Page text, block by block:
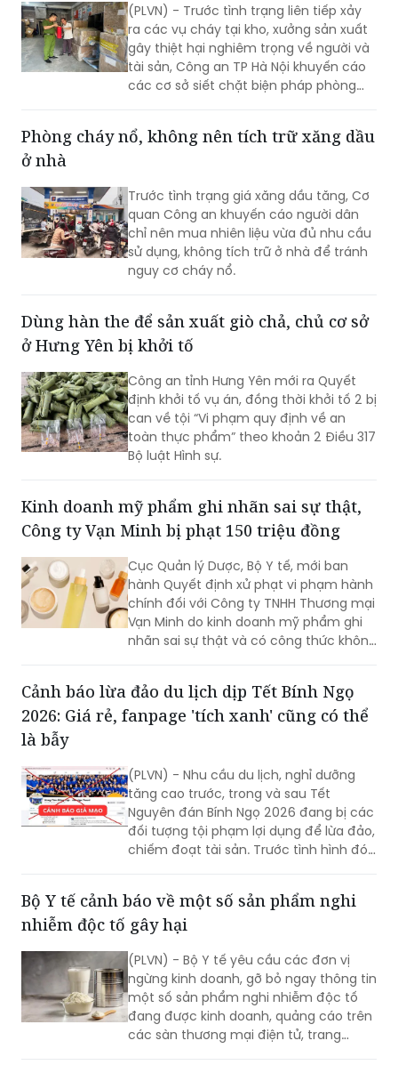
(PLVN) - Trước tình trạng liên tiếp xảy
ra các vụ cháy tại kho, xưởng sản xuất
gây thiệt hại nghiêm trọng về người và
tài sản, Công an TP Hà Nội khuyến cáo
các cơ sở siết chặt biện pháp phòng
nóng, nhu cầu sử dụng điện tăng cao.
Phòng cháy nổ, không nên tích trữ xăng dầu
ở nhà
Trước tình trạng giá xăng dầu tăng, Cơ
quan Công an khuyến cáo người dân
chỉ nên mua nhiên liệu vừa đủ nhu cầu
sử dụng, không tích trữ ở nhà để tránh
nguy cơ cháy nổ.
Dùng hàn the để sản xuất giò chả, chủ cơ sở
ở Hưng Yên bị khởi tố
Công an tỉnh Hưng Yên mới ra Quyết
định khởi tố vụ án, đồng thời khởi tố 2 bị
can về tội “Vi phạm quy định về an
toàn thực phẩm” theo khoản 2 Điều 317
Bộ luật Hình sự.
Kinh doanh mỹ phẩm ghi nhãn sai sự thật,
Công ty Vạn Minh bị phạt 150 triệu đồng
Cục Quản lý Dược, Bộ Y tế, mới ban
hành Quyết định xử phạt vi phạm hành
chính đối với Công ty TNHH Thương mại
Vạn Minh do kinh doanh mỹ phẩm ghi
nhãn sai sự thật và có công thức không
Cảnh báo lừa đảo du lịch dịp Tết Bính Ngọ
2026: Giá rẻ, fanpage 'tích xanh' cũng có thể
là bẫy
(PLVN) - Nhu cầu du lịch, nghỉ dưỡng
tăng cao trước, trong và sau Tết
Nguyên đán Bính Ngọ 2026 đang bị các
đối tượng tội phạm lợi dụng để lừa đảo,
chiếm đoạt tài sản. Trước tình hình đó,
nâng cao tinh thần cảnh giác, chủ
động phòng ngừa.
Bộ Y tế cảnh báo về một số sản phẩm nghi
nhiễm độc tố gây hại
(PLVN) - Bộ Y tế yêu cầu các đơn vị
ngừng kinh doanh, gỡ bỏ ngay thông tin
một số sản phẩm nghi nhiễm độc tố
đang được kinh doanh, quảng cáo trên
các sàn thương mại điện tử, trang